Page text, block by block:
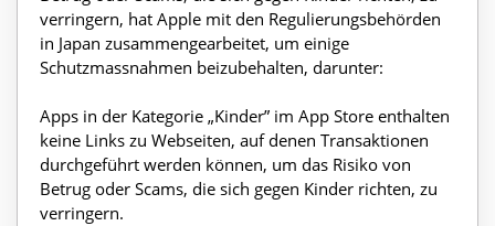
verringern, hat Apple mit den Regulierungsbehörden
in Japan zusammengearbeitet, um einige
Schutzmassnahmen beizubehalten, darunter:
Apps in der Kategorie „Kinder” im App Store enthalten
keine Links zu Webseiten, auf denen Transaktionen
durchgeführt werden können, um das Risiko von
Betrug oder Scams, die sich gegen Kinder richten, zu
verringern.